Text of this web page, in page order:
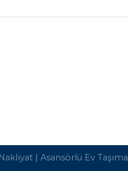
| Asansörlü Ev Taşıma